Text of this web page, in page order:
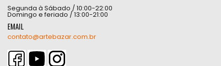
Segunda à Sábado / 10:00-22:00
Domingo e feriado / 13:00-21:00
EMAIL
contato@artebazar.com.br